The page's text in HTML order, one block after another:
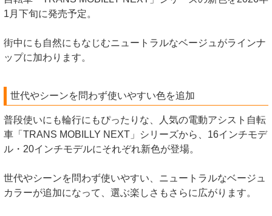
1月下旬に発売予定。
街中にも自然にもなじむニュートラルなベージュがラインナ
ップに加わります。
世代やシーンを問わず使いやすい色を追加
普段使いにも輪行にもぴったりな、人気の電動アシスト自転
車「TRANS MOBILLY NEXT」シリーズから、16インチモデ
ル・20インチモデルにそれぞれ新色が登場。
世代やシーンを問わず使いやすい、ニュートラルなベージュ
カラーが追加になって、選ぶ楽しさもさらに広がります。